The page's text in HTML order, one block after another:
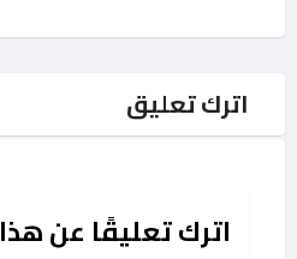
اترك تعليق
اترك تعليقًا عن هذا